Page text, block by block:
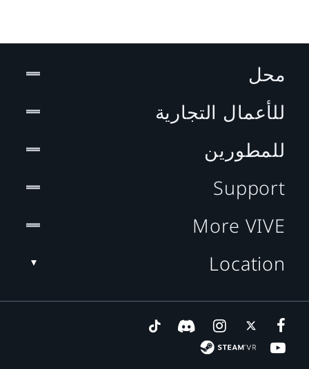
محل
للأعمال التجارية
للمطورين
Support
More VIVE
Location